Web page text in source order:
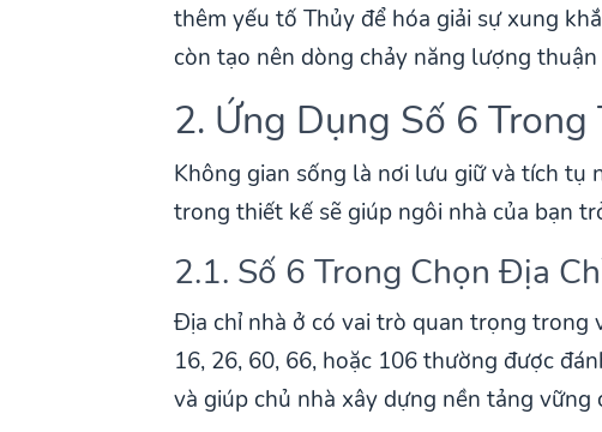
thêm yếu tố Thủy để hóa giải sự xung
còn tạo nên dòng chảy năng lượng
2. Ứng Dụng Số 6
Không gian sống là nơi lưu giữ và tích
trong thiết kế sẽ giúp ngôi nhà của bạn
2.1. Số 6 Trong Chọn Địa
Địa chỉ nhà ở có vai trò quan trọng trong
16, 26, 60, 66, hoặc 106 thường được
và giúp chủ nhà xây dựng nền tảng vững